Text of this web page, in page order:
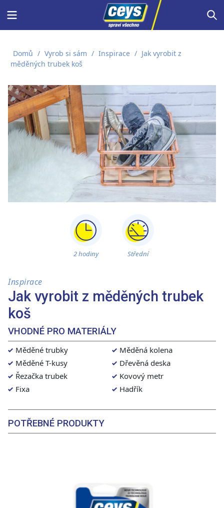
Menu
Domů / Vyrob si sám / Inspirace / Jak vyrobit z
měděných trubek koš
2 hodiny Střední
Inspirace
Jak vyrobit z měděných trubek
koš
VHODNÉ PRO MATERIÁLY
Měděné trubky
Měděná kolena
Měděné T-kusy
Dřevěná deska
Řezačka trubek
Kovový metr
Fixa
Hadřík
POTŘEBNÉ PRODUKTY